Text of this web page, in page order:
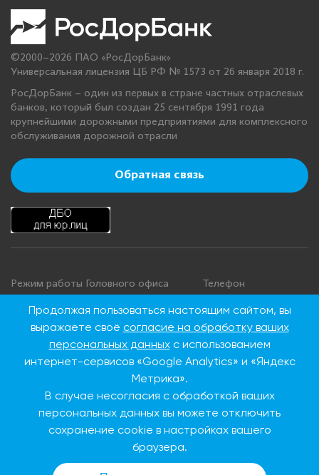
©2000–2026 ПАО «РосДорБанк»
Универсальная лицензия ЦБ РФ № 1573 от 26 января 2018 г.
РосДорБанк – один из первых в стране частных отраслевых
банков, который был создан 25 сентября 1991 года
крупнейшими дорожными предприятиями для комплексного
обслуживания дорожной отрасли
Обратная связь
Режим работы Головного офиса
Понедельник - четверг: с 9:00 до
18:00
Суббота, воскресенье: выходные
Телефон
+7 495 276 00 22
8 800 100 00 22
России)
115093, г. Москва, ул.
Продолжая пользоваться настоящим сайтом, вы
выражаете своё согласие на обработку ваших
персональных данныхс использованием
интернет-сервисов «Google Analytics» и «Яндекс
Метрика».
В случае несогласия с обработкой ваших
персональных данных вы можете отключить
сохранение cookie в настройках вашего
браузера.